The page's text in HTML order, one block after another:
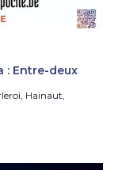
: Entre-deux
Hainaut,